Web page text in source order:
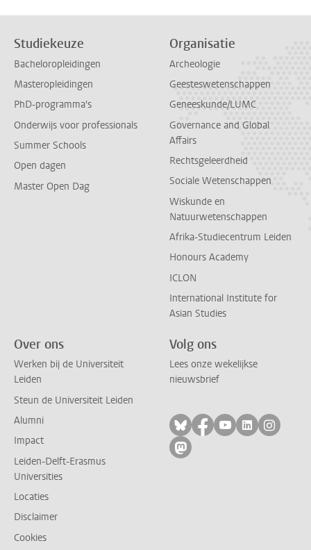
Studiekeuze
Bacheloropleidingen
Masteropleidingen
PhD-programma's
Onderwijs voor professionals
Summer Schools
Open dagen
Master Open Dag
Organisatie
Archeologie
Geesteswetenschappen
Geneeskunde/LUMC
Governance and Global
Affairs
Rechtsgeleerdheid
Sociale Wetenschappen
Wiskunde en
Natuurwetenschappen
Afrika-Studiecentrum Leiden
Honours Academy
ICLON
International Institute for
Asian Studies
Over ons
Werken bij de Universiteit
Leiden
Steun de Universiteit Leiden
Alumni
Impact
Leiden-Delft-Erasmus
Universities
Locaties
Disclaimer
Cookies
Volg ons
Lees onze wekelijkse
nieuwsbrief
Volg ons op bluesky
Volg ons op
Volg ons op
Volg ons
Volg
Volg ons op mastodon